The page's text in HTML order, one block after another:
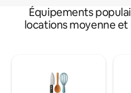
Équipements
locations moyenne